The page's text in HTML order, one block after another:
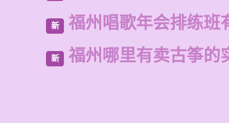
新 福州唱歌年会排练班
新 福州哪里有卖古筝的